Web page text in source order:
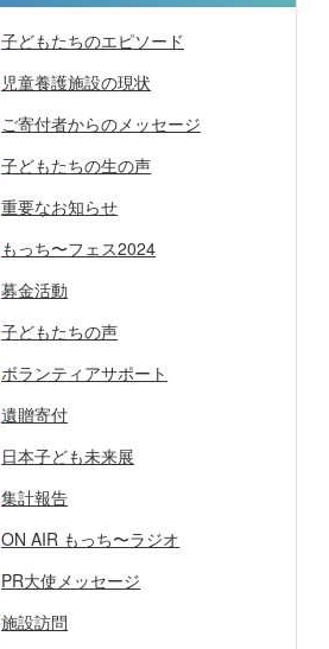
子どもたちのエピソード
児童養護施設の現状
ご寄付者からのメッセージ
子どもたちの生の声
重要なお知らせ
もっち〜フェス2024
募金活動
子どもたちの声
ボランティアサポート
遺贈寄付
日本子ども未来展
集計報告
ON AIR もっち〜ラジオ
PR大使メッセージ
施設訪問